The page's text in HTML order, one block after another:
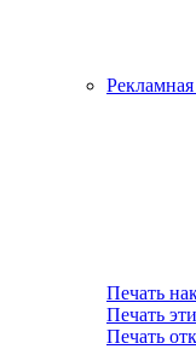
Печать
Печать
Печать